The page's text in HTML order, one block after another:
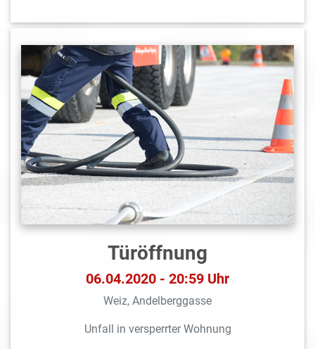
Türöffnung
06.04.2020 - 20:59 Uhr
Weiz, Andelberggasse
Unfall in versperrter Wohnung